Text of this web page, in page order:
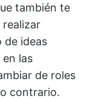
también te
realizar
de ideas
las
de roles
contrario.